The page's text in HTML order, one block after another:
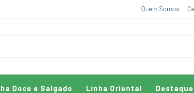
Quem Somos
Doce e Salgado Linha Oriental